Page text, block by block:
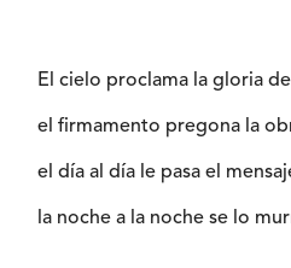
El cielo proclama la gloria
el firmamento pregona la
el día al día le pasa el
la noche a la noche se lo